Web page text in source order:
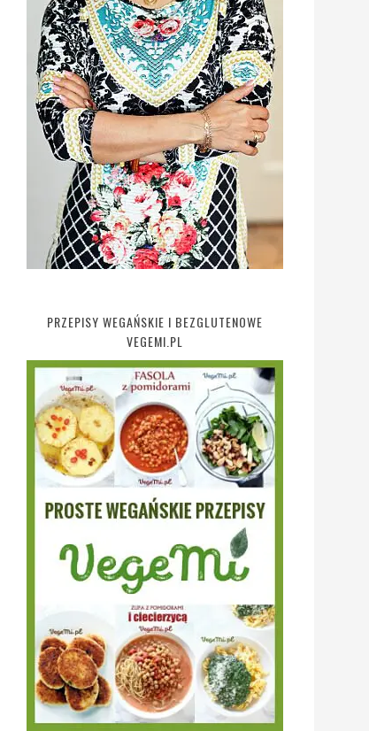
PRZEPISY WEGAŃSKIE I BEZGLUTENOWE
VEGEMI.PL